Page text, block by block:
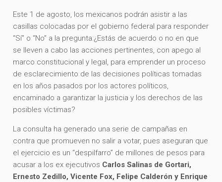
Este 1 de agosto, los mexicanos podrán asistir a las
casillas colocadas por el gobierno federal para responder
“Sí” o “No” a la pregunta:¿Estás de acuerdo o no en que
se lleven a cabo las acciones pertinentes, con apego al
marco constitucional y legal, para emprender un proceso
de esclarecimiento de las decisiones políticas tomadas
en los años pasados por los actores políticos,
encaminado a garantizar la justicia y los derechos de las
posibles víctimas?
La consulta ha generado una serie de campañas en
contra que promueven no salir a votar, pues aseguran que
el ejercicio es un “despilfarro” de millones de pesos para
acusar a los ex ejecutivos Carlos Salinas de Gortari,
Ernesto Zedillo, Vicente Fox, Felipe Calderón y Enrique